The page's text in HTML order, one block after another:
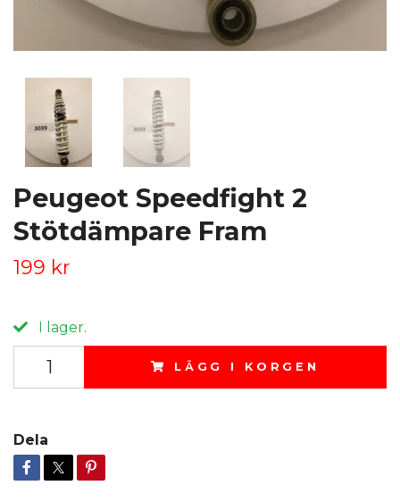
Peugeot Speedfight 2
Stötdämpare Fram
199 kr
I lager.
LÄGG I KORGEN
Dela